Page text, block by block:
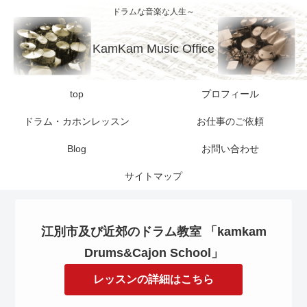
ドラムな音楽な人生～
KamKam Music Office
top プロフィール
ドラム・カホンレッスン お仕事のご依頼
Blog お問い合わせ
サイトマップ
江別市及び近郊のドラム教室 「kamkam
Drums&Cajon School」
レッスンの詳細はこちら